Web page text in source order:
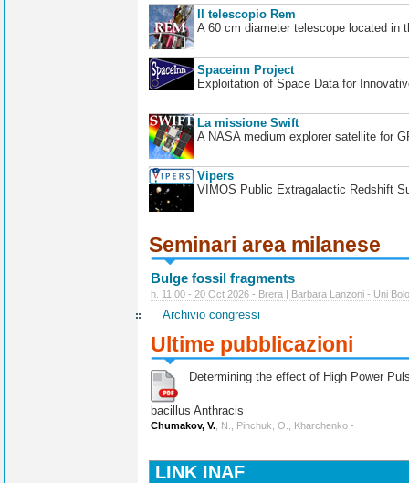
Il telescopio Rem
A 60 cm diameter telescope located in
Spaceinn Project
Exploitation of Space Data for
La missione Swift
A NASA medium explorer satellite for
Vipers
VIMOS Public Extragalactic Redshift
Seminari area milanese
Bulge fossil fragments
h. 11:00 - 20 Oct 2026 - Brera | Barbara Lanzoni - Uni
Archivio congressi
Ultime pubblicazioni
Determining the effect of High Power
bacillus Anthracis
Chumakov, V. , N., Pinchuk, O., Kharchenko -
LINK INAF